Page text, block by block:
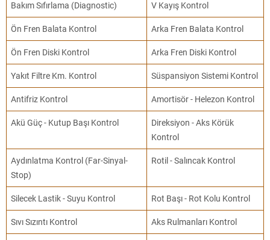
Bakım Sıfırlama (Diagnostic) V Kayış Kontrol
Ön Fren Balata Kontrol Arka Fren Balata Kontrol
Ön Fren Diski Kontrol Arka Fren Diski Kontrol
Yakıt Filtre Km. Kontrol Süspansiyon Sistemi Kontrol
Antifriz Kontrol Amortisör - Helezon Kontrol
Akü Güç - Kutup Başı Kontrol
Direksiyon - Aks Körük
Kontrol
Aydınlatma Kontrol (Far-Sinyal-
Stop)
Rotil - Salıncak Kontrol
Silecek Lastik - Suyu Kontrol Rot Başı - Rot Kolu Kontrol
Sıvı Sızıntı Kontrol Aks Rulmanları Kontrol